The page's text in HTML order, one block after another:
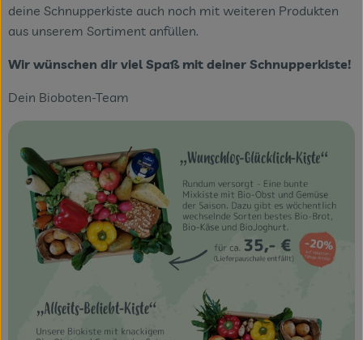
Obst & Gemüse
Frischetheke
Vorratskammer
Getränke
Das Konzept
Über uns
Firmenkunden
deine Schnupperkiste auch noch mit weiteren Produkten
aus unserem Sortiment anfüllen.
Wir wünschen dir viel Spaß mit deiner Schnupperkiste!
Dein Bioboten-Team